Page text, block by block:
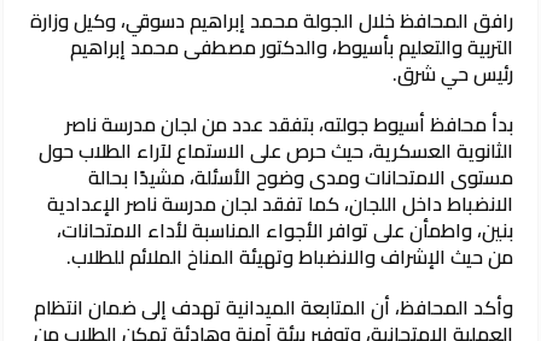
رافق المحافظ خلال الجولة محمد إبراهيم دسوقي، وكيل وزارة
التربية والتعليم بأسيوط، والدكتور مصطفى محمد إبراهيم
رئيس حي شرق.
بدأ محافظ أسيوط جولته، بتفقد عدد من لجان مدرسة ناصر
الثانوية العسكرية، حيث حرص على الاستماع لآراء الطلاب حول
مستوى الامتحانات ومدى وضوح الأسئلة، مشيدًا بحالة
الانضباط داخل اللجان، كما تفقد لجان مدرسة ناصر الإعدادية
بنين، واطمأن على توافر الأجواء المناسبة لأداء الامتحانات،
من حيث الإشراف والانضباط وتهيئة المناخ الملائم للطلاب.
وأكد المحافظ، أن المتابعة الميدانية تهدف إلى ضمان انتظام
العملية الامتحانية، وتوفير بيئة آمنة وهادئة تمكن الطلاب من